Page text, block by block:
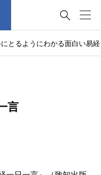

とるようにわかる面白い易経
言